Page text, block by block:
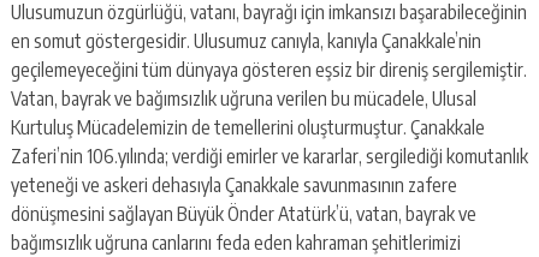
Ulusumuzun özgürlüğü, vatanı, bayrağı için imkansızı başarabileceğinin
en somut göstergesidir. Ulusumuz canıyla, kanıyla Çanakkale’nin
geçilemeyeceğini tüm dünyaya gösteren eşsiz bir direniş sergilemiştir.
Vatan, bayrak ve bağımsızlık uğruna verilen bu mücadele, Ulusal
Kurtuluş Mücadelemizin de temellerini oluşturmuştur. Çanakkale
Zaferi’nin 106.yılında; verdiği emirler ve kararlar, sergilediği komutanlık
yeteneği ve askeri dehasıyla Çanakkale savunmasının zafere
dönüşmesini sağlayan Büyük Önder Atatürk’ü, vatan, bayrak ve
bağımsızlık uğruna canlarını feda eden kahraman şehitlerimizi